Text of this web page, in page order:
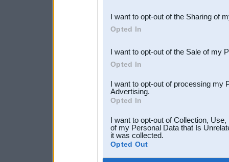
Downstream Participants
third parties.
I want to opt-out of the Sharing of
Opted In
I want to opt-out of the Sale of my
Opted In
I want to opt-out of processing my
Advertising.
Opted In
I want to opt-out of Collection,
of my Personal Data that Is
it was collected.
Opted Out